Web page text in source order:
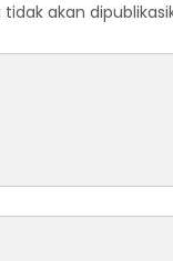
akan